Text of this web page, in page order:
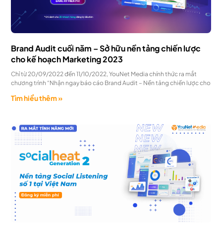
Brand Audit cuối năm – Sở hữu nền tảng chiến lược
cho kế hoạch Marketing 2023
Chỉ từ 20/09/2022 đến 11/10/2022, YouNet Media chính thức ra mắt
chương trình “Nhận ngay báo cáo Brand Audit – Nền tảng chiến lược cho
Tìm hiểu thêm »